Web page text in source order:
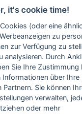
it's cookie time!
(oder eine
zu
zur Verfügung zu
analysieren. Durch
Sie Ihre
Informationen über
Partnern. Sie können
verwalten,
oder mehr
Öle für
Getriebeöle
Impressum AGB